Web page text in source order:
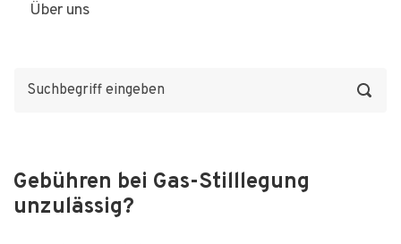
Über uns
Gebühren bei Gas-Stilllegung
unzulässig?